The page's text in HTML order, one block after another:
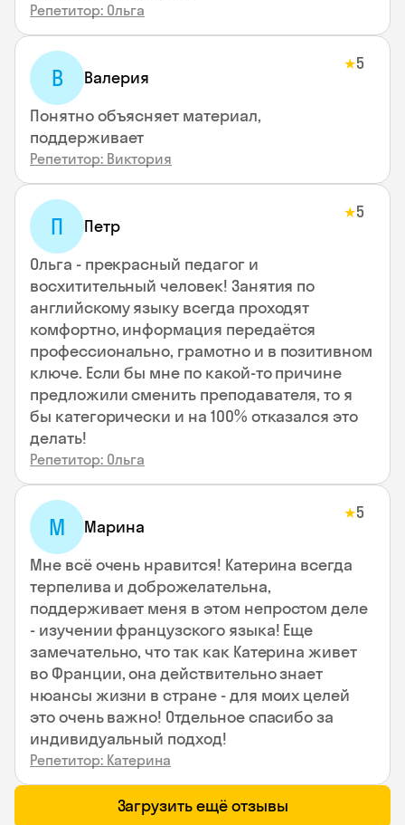
Репетитор: Ольга
В Валерия
★5
Понятно объясняет материал,
поддерживает
Репетитор: Виктория
П Петр
★5
Ольга - прекрасный педагог и
восхитительный человек! Занятия по
английскому языку всегда проходят
комфортно, информация передаётся
профессионально, грамотно и в позитивном
ключе. Если бы мне по какой-то причине
предложили сменить преподавателя, то я
бы категорически и на 100% отказался это
делать!
Репетитор: Ольга
М Марина
★5
Мне всё очень нравится! Катерина всегда
терпелива и доброжелательна,
поддерживает меня в этом непростом деле
- изучении французского языка! Еще
замечательно, что так как Катерина живет
во Франции, она действительно знает
нюансы жизни в стране - для моих целей
это очень важно! Отдельное спасибо за
индивидуальный подход!
Репетитор: Катерина
Загрузить ещё отзывы